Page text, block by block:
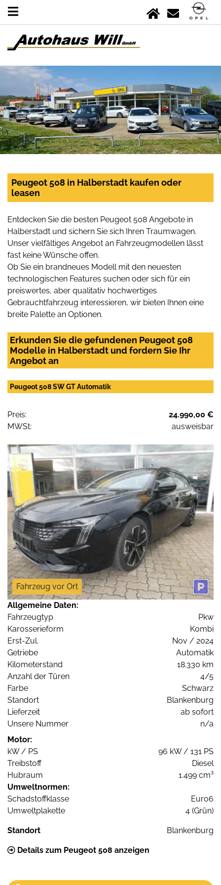
Peugeot 508 in Halberstadt kaufen oder
leasen
Entdecken Sie die besten Peugeot 508 Angebote in
Halberstadt und sichern Sie sich Ihren Traumwagen.
Unser vielfältiges Angebot an Fahrzeugmodellen lässt
fast keine Wünsche offen.
Ob Sie ein brandneues Modell mit den neuesten
technologischen Features suchen oder sich für ein
preiswertes, aber qualitativ hochwertiges
Gebrauchtfahrzeug interessieren, wir bieten Ihnen eine
breite Palette an Optionen.
Erkunden Sie die gefundenen Peugeot 508
Modelle in Halberstadt und fordern Sie Ihr
Angebot an
Peugeot 508 SW GT Automatik
Preis:
24.990,00 €
MWSt:
ausweisbar
Fahrzeug vor Ort
Allgemeine Daten:
Fahrzeugtyp
Pkw
Karosserieform
Kombi
Erst-Zul.
Nov / 2024
Getriebe
Automatik
Kilometerstand
18.330 km
Anzahl der Türen
4/5
Farbe
Schwarz
Standort
Blankenburg
Lieferzeit
ab sofort
Unsere Nummer
n/a
Motor:
kW / PS
96 kW / 131 PS
Treibstoff
Diesel
Hubraum
1.499 cm³
Umweltnormen:
Schadstoffklasse
Euro6
Umweltplakette
4 (Grün)
Standort Blankenburg
Details zum Peugeot 508 anzeigen